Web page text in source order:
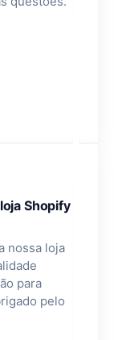
Shopify
nossa loja
para
pelo